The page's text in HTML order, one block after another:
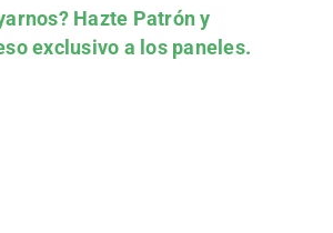
Hazte Patróny
exclusivo a los paneles.